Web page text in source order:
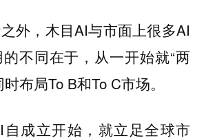
外，木目AI与市面上很多AI
不同在于，从一开始就“两
布局To B和To C市场。
成立开始，就立足全球市